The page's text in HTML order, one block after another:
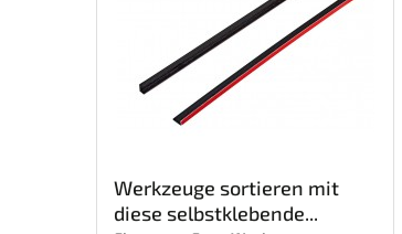
Werkzeuge sortieren mit
diese selbstklebende...